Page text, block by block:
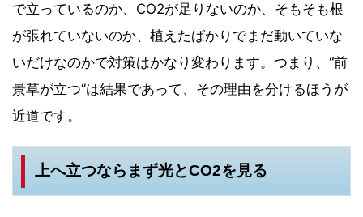
で立っているのか、CO2が足りないのか、そもそも根
が張れていないのか、植えたばかりでまだ動いていな
いだけなのかで対策はかなり変わります。つまり、“前
景草が立つ”は結果であって、その理由を分けるほうが
近道です。
上へ立つならまず光とCO2を見る